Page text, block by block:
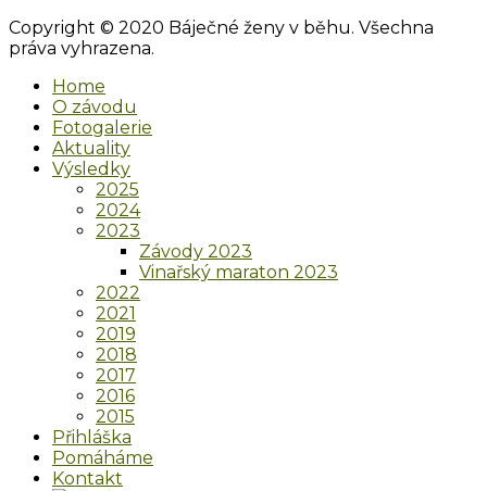
Copyright © 2020 Báječné ženy v běhu. Všechna
práva vyhrazena.
Home
O závodu
Fotogalerie
Aktuality
Výsledky
2025
2024
2023
Závody 2023
Vinařský maraton 2023
2022
2021
2019
2018
2017
2016
2015
Přihláška
Pomáháme
Kontakt